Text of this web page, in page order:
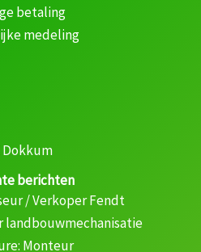
betaling
medeling
Dokkum
berichten
/ Verkoper Fendt
landbouwmechanisatie
Monteur